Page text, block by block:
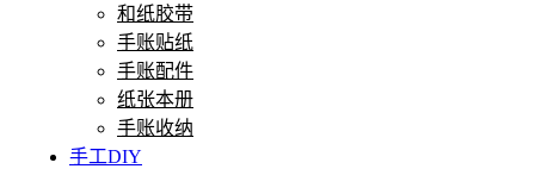
和纸胶带
手账贴纸
手账配件
纸张本册
手账收纳
手工DIY